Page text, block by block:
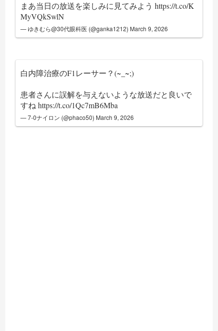
まあ当日の放送を楽しみに見てみようhttps://t.co/K
MyVQkSwlN
— ゆきむら@30代眼科医 (@ganka1212) March 9, 2026
白内障治療のF1レーサー？(~_~;)
患者さんに誤解を与えないような放送だと良いで
すねhttps://t.co/1Qc7mB6Mba
— 7-0ナイロン (@phaco50) March 9, 2026